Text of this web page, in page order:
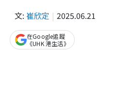
文: 崔欣定 2025.06.21
在Google追蹤
《UHK 港生活》